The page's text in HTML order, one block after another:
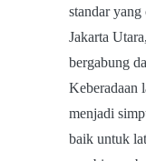
standar
Jakarta
bergabung
Keberadaan
menjadi
baik untuk